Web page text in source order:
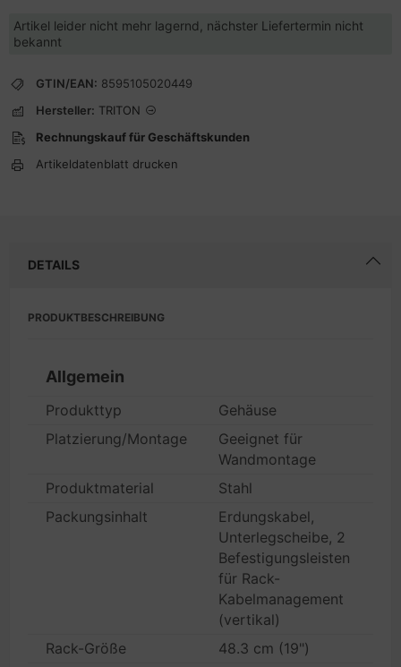
Artikel leider nicht mehr lagernd, nächster Liefertermin nicht
bekannt
GTIN/EAN: 8595105020449
Hersteller: TRITON
Rechnungskauf für Geschäftskunden
Artikeldatenblatt drucken
DETAILS
PRODUKTBESCHREIBUNG
Allgemein
Produkttyp
Gehäuse
Platzierung/Montage
Geeignet für
Wandmontage
Produktmaterial
Stahl
Packungsinhalt
Erdungskabel,
Unterlegscheibe, 2
Befestigungsleisten
für Rack-
Kabelmanagement
(vertikal)
Rack-Größe
48.3 cm (19")